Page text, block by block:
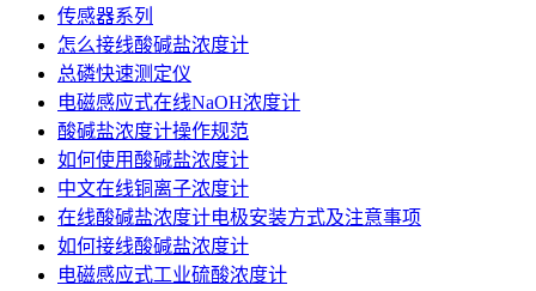
传感器系列
怎么接线酸碱盐浓度计
总磷快速测定仪
电磁感应式在线NaOH浓度计
酸碱盐浓度计操作规范
如何使用酸碱盐浓度计
中文在线铜离子浓度计
在线酸碱盐浓度计电极安装方式及注意事项
如何接线酸碱盐浓度计
电磁感应式工业硫酸浓度计